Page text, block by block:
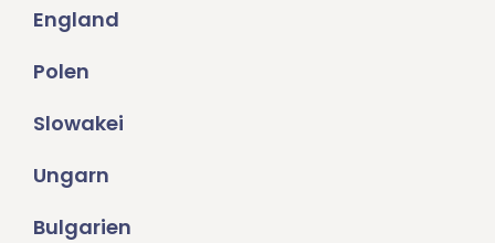
England
Polen
Slowakei
Ungarn
Bulgarien